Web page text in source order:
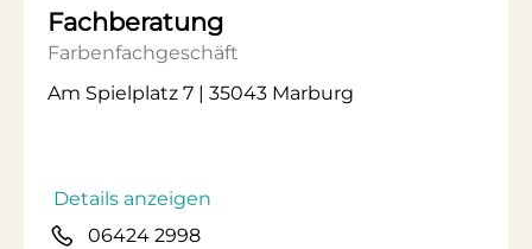
Fachberatung
Farbenfachgeschäft
Am Spielplatz 7 | 35043 Marburg
Details anzeigen
06424 2998